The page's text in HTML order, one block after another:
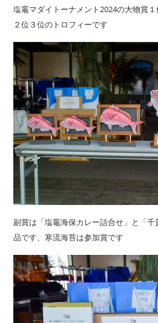
塩竈マダイトーナメント2024の大物賞
２位３位のトロフィーです
副賞は「塩竈海保カレー詰合せ」と「
品です、寒流海苔は参加賞です